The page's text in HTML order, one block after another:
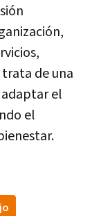
de una
el
el